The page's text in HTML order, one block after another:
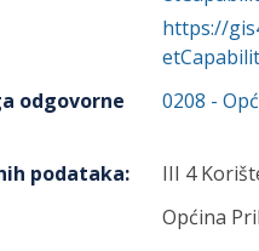
https://
odgovorne
0208 -
podataka:
III 4
Općina